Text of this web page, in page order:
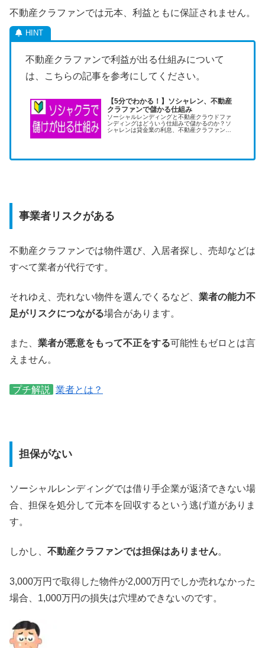
不動産クラファンでは元本、利益ともに保証されません。
不動産クラファンで利益が出る仕組みについて
は、こちらの記事を参考にしてください。
【5分でわかる！】ソシャレン、不動産
クラファンで儲かる仕組み
ソーシャルレンディングと不動産クラウドファ
ンディングはどういう仕組みで儲かるのか？ソ
シャレンは貸金業の利息、不動産クラファンは
事業者リスクがある
不動産クラファンでは物件選び、入居者探し、売却などは
すべて業者が代行です。
それゆえ、売れない物件を選んでくるなど、 業者の能力不
足がリスクにつながる場合があります。
また、 業者が悪意をもって不正をする可能性もゼロとは言
えません。
プチ解説 業者とは？
担保がない
ソーシャルレンディングでは借り手企業が返済できない場
合、担保を処分して元本を回収するという逃げ道がありま
す。
しかし、 不動産クラファンでは担保はありません。
3,000万円で取得した物件が2,000万円でしか売れなかった
場合、1,000万円の損失は穴埋めできないのです。